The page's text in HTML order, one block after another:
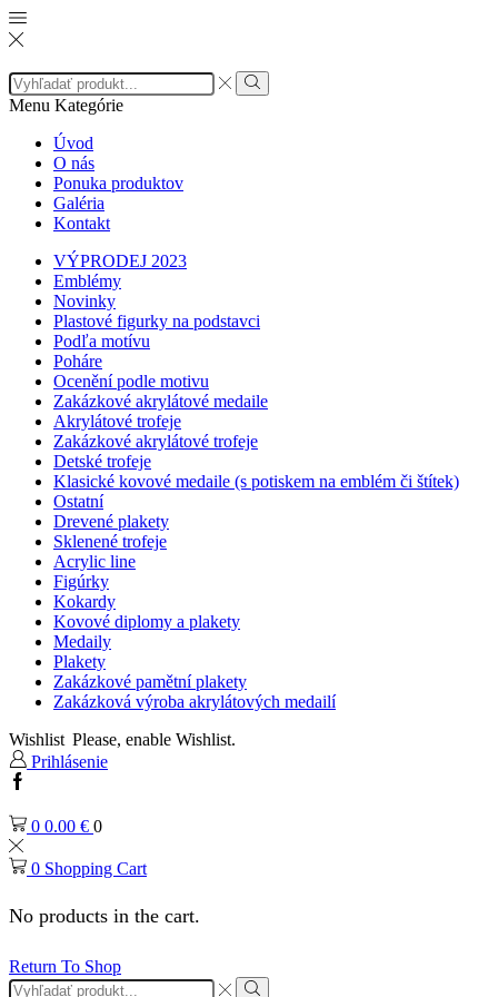
Search
input
Search
Menu Kategórie
Úvod
O nás
Ponuka produktov
Galéria
Kontakt
VÝPRODEJ 2023
Emblémy
Novinky
Plastové figurky na podstavci
Podľa motívu
Poháre
Ocenění podle motivu
Zakázkové akrylátové medaile
Akrylátové trofeje
Zakázkové akrylátové trofeje
Detské trofeje
Klasické kovové medaile (s potiskem na emblém či štítek)
Ostatní
Drevené plakety
Sklenené trofeje
Acrylic line
Figúrky
Kokardy
Kovové diplomy a plakety
Medaily
Plakety
Zakázkové pamětní plakety
Zakázková výroba akrylátových medailí
Wishlist Please, enable Wishlist.
Prihlásenie
Facebook
0 0.00 € 0
0 Shopping Cart
No products in the cart.
Return To Shop
Search